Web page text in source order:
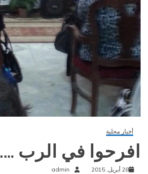
أخبار محلية
افرحوا في الرب ….
28 أبريل, 2015 admin